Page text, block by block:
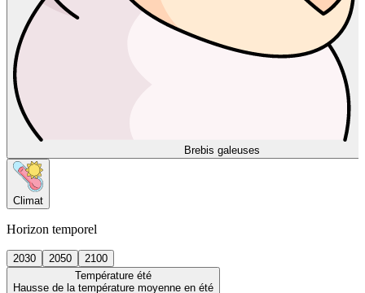
Brebis galeuses
Climat
Horizon temporel
2030 2050
2100
Température été
Hausse de la température moyenne en été